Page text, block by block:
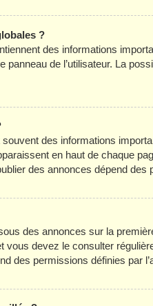
?
des informations
panneau de l’utilisateur. La
des informations
en haut de chaque
des annonces dépend des
des annonces sur la
vous devez le consulter
des permissions définies par